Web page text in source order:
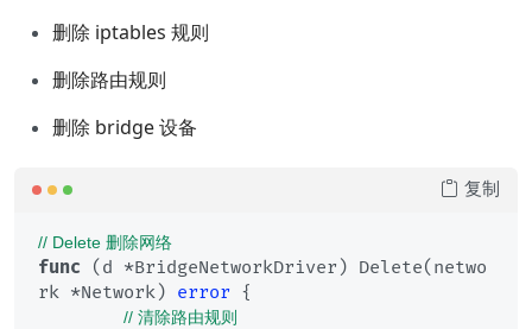
删除 iptables 规则
删除路由规则
删除 bridge 设备
// Delete 删除网络
func (d *BridgeNetworkDriver) Delete(netwo
rk *Network) error {
// 清除路由规则
复制